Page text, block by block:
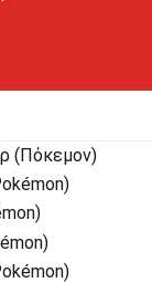
(Πόκεμον)